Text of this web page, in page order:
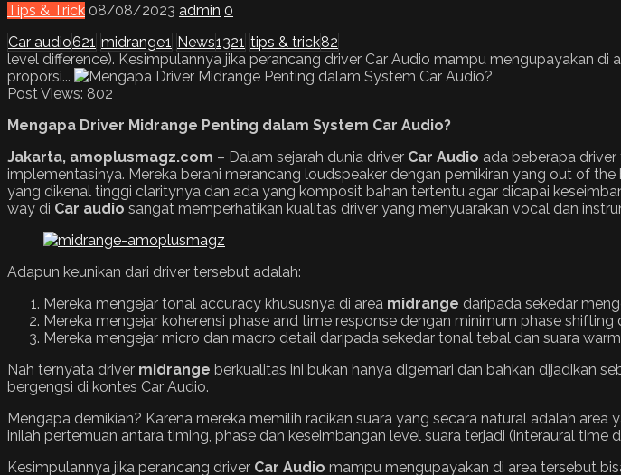
Tips & Trick 08/08/2023 admin 0
Car audio621 midrange1 News1321 tips & trick82
level difference). Kesimpulannya jika perancang driver Car Audio mampu mengupayakan
proporsi...
Post Views: 802
Mengapa Driver Midrange Penting dalam System Car Audio?
Jakarta, amoplusmagz.com – Dalam sejarah dunia driver Car Audio ada beberapa
implementasinya. Mereka berani merancang loudspeaker dengan pemikiran yang out of
yang dikenal tinggi claritynya dan ada yang komposit bahan tertentu agar dicapai
way di Car audio sangat memperhatikan kualitas driver yang menyuarakan vocal dan
Adapun keunikan dari driver tersebut adalah:
Mereka mengejar tonal accuracy khususnya di area midrange daripada sekedar
Mereka mengejar koherensi phase and time response dengan minimum phase
Mereka mengejar micro dan macro detail daripada sekedar tonal tebal dan suara
Nah ternyata driver midrange berkualitas ini bukan hanya digemari dan bahkan dijadikan
bergengsi di kontes Car Audio.
Mengapa demikian? Karena mereka memilih racikan suara yang secara natural adalah area
inilah pertemuan antara timing, phase dan keseimbangan level suara terjadi (interaural time
Kesimpulannya jika perancang driver Car Audio mampu mengupayakan di area tersebut